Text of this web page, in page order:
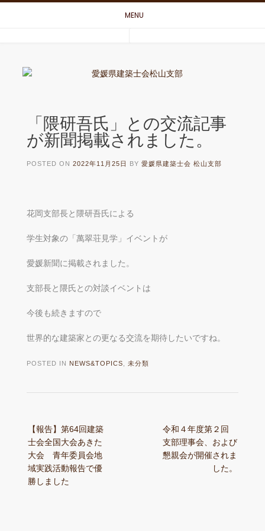
MENU
「隈研吾氏」との交流記事
が新聞掲載されました。
POSTED ON 2022年11月25日 BY 愛媛県建築士会 松山支部
花岡支部長と隈研吾氏による
学生対象の「萬翠荘見学」イベントが
愛媛新聞に掲載されました。
支部長と隈氏との対談イベントは
今後も続きますので
世界的な建築家との更なる交流を期待したいですね。
POSTED IN NEWS&TOPICS 未分類
navigation
【報告】第64回建築
士会全国大会あきた
大会 青年委員会地
域実践活動報告で優
勝しました
令和４年度第２回
支部理事会、および
懇親会が開催されま
した。